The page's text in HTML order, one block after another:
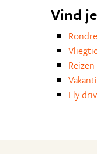
Vind
Fly